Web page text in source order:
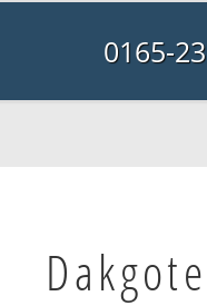
0165-